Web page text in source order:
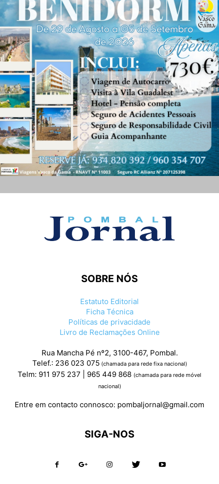
SOBRE NÓS
Estatuto Editorial
Ficha Técnica
Políticas de privacidade
Livro de Reclamações Online
Rua Mancha Pé nº2, 3100-467, Pombal.
Telef.: 236 023 075 (chamada para rede fixa nacional)
Telm: 911 975 237 | 965 449 868 (chamada para rede móvel
nacional)
Entre em contacto connosco: pombaljornal@gmail.com
SIGA-NOS